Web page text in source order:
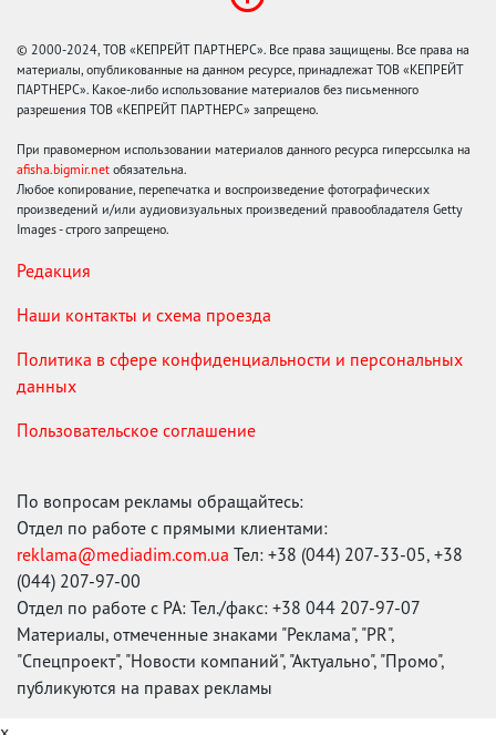
© 2000-2024, ТОВ «КЕПРЕЙТ ПАРТНЕРС». Все права защищены. Все права на
материалы, опубликованные на данном ресурсе, принадлежат ТОВ «КЕПРЕЙТ
ПАРТНЕРС». Какое-либо использование материалов без письменного
разрешения ТОВ «КЕПРЕЙТ ПАРТНЕРС» запрещено.
При правомерном использовании материалов данного ресурса гиперссылка на
afisha.bigmir.net обязательна.
Любое копирование, перепечатка и воспроизведение фотографических
произведений и/или аудиовизуальных произведений правообладателя Getty
Images - строго запрещено.
Редакция
Наши контакты и схема проезда
Политика в сфере конфиденциальности и персональных
данных
Пользовательское соглашение
По вопросам рекламы обращайтесь:
Отдел по работе с прямыми клиентами:
reklama@mediadim.com.ua Тел: +38 (044) 207-33-05, +38
(044) 207-97-00
Отдел по работе с РА: Тел./факс: +38 044 207-97-07
Материалы, отмеченные знаками "Реклама", "PR",
"Спецпроект", "Новости компаний", "Актуально", "Промо",
публикуются на правах рекламы